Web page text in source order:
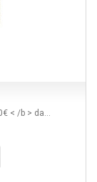
< /b > da...